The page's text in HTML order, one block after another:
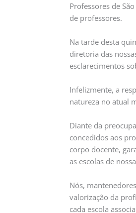
Professores de
de professores.
Na tarde desta
diretoria das
esclarecimentos
Infelizmente, a
natureza no atual
Diante da
concedidos aos
corpo docente,
as escolas de
Nós,
valorização da
cada escola